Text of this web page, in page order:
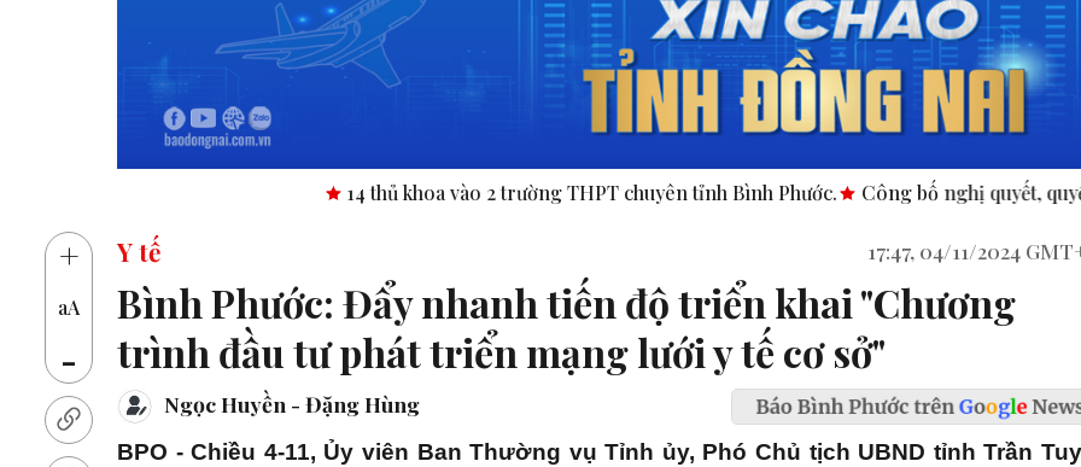
14 thủ khoa vào 2 trường THPT chuyên tỉnh Bình Phước. Công bố nghị quyết, quyết định tại các xã, phường.
+
aA
-
Y tế 17:47, 04/11/2024
Bình Phước: Đẩy nhanh tiến độ triển khai "Chương
trình đầu tư phát triển mạng lưới y tế cơ sở"
Ngọc Huyền - Đặng Hùng
BPO - Chiều 4-11, Ủy viên Ban Thường vụ Tỉnh ủy, Phó Chủ tịch UBND tỉnh Trần